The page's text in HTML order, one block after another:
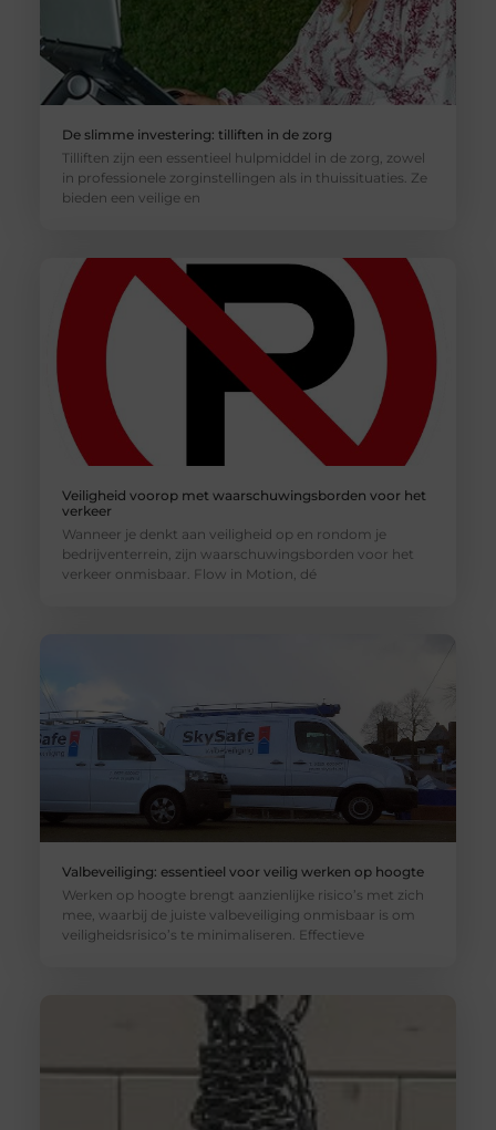
De slimme investering: tilliften in de zorg
Tilliften zijn een essentieel hulpmiddel in de zorg, zowel
in professionele zorginstellingen als in thuissituaties. Ze
bieden een veilige en
Veiligheid voorop met waarschuwingsborden voor het
verkeer
Wanneer je denkt aan veiligheid op en rondom je
bedrijventerrein, zijn waarschuwingsborden voor het
verkeer onmisbaar. Flow in Motion, dé
Valbeveiliging: essentieel voor veilig werken op hoogte
Werken op hoogte brengt aanzienlijke risico’s met zich
mee, waarbij de juiste valbeveiliging onmisbaar is om
veiligheidsrisico’s te minimaliseren. Effectieve